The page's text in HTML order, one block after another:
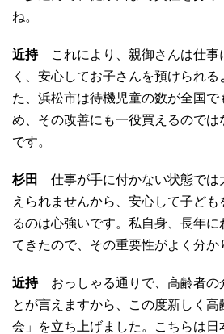
ね。
近持これにより、親御さんは仕事
く、安心してお子さんを預けられる
た、浜松市は待機児童の数が全国で
め、その改善にも一役買えるのでは
です。
杉田
仕事が手に付かない状態では
えられませんから、安心して子ど
るのは心強いです。私自身、長年に
てきたので、その重要性がよく分か
近持おっしゃる通りで、高齢者の
とが言えますから、この度新しく
会」を立ち上げました。こちらは日